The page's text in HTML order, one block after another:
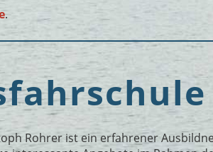
.
Rohrer ist ein erfahrener